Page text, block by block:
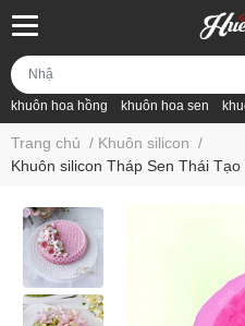
khuôn hoa hồng khuôn hoa sen
Trang chủ / Khuôn silicon /
Khuôn silicon Tháp Sen Thái